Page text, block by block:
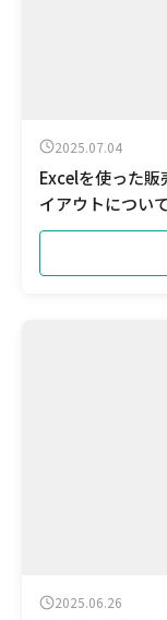
2025.07.04
Excelを使った
イアウトについ
2025.06.26